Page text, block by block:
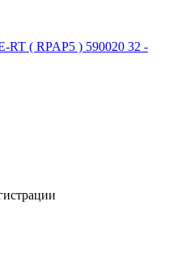
( RPAP5 ) 590020 32 -